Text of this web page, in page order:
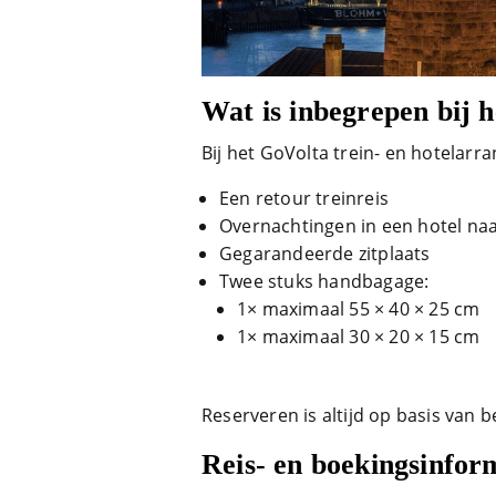
Wat is inbegrepen bij
Bij het GoVolta trein- en
Een retour treinreis
Overnachtingen in een hotel
Gegarandeerde zitplaats
Twee stuks handbagage:
1× maximaal 55 × 40 × 25 cm
1× maximaal 30 × 20 × 15 cm
Reserveren is altijd op basis van
Reis- en